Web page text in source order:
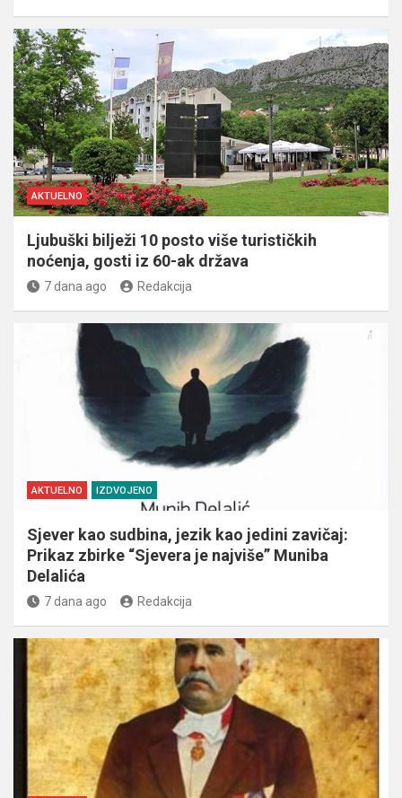
AKTUELNO
Ljubuški bilježi 10 posto više turističkih
noćenja, gosti iz 60-ak država
7 dana ago Redakcija
AKTUELNO IZDVOJENO
Sjever kao sudbina, jezik kao jedini zavičaj:
Prikaz zbirke “Sjevera je najviše” Muniba
Delalića
7 dana ago Redakcija